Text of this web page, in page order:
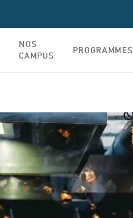
NOS
CAMPUS
PROGRAMMES